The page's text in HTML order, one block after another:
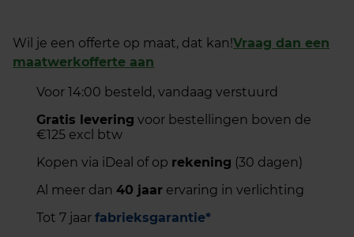
Wil je een offerte op maat, dat kan!Vraag dan een
maatwerkofferte aan
Voor 14:00 besteld, vandaag verstuurd
Gratis levering voor bestellingen boven de
€125 excl btw
Kopen via iDeal of op rekening (30 dagen)
Al meer dan 40 jaar ervaring in verlichting
Tot 7 jaar fabrieksgarantie*